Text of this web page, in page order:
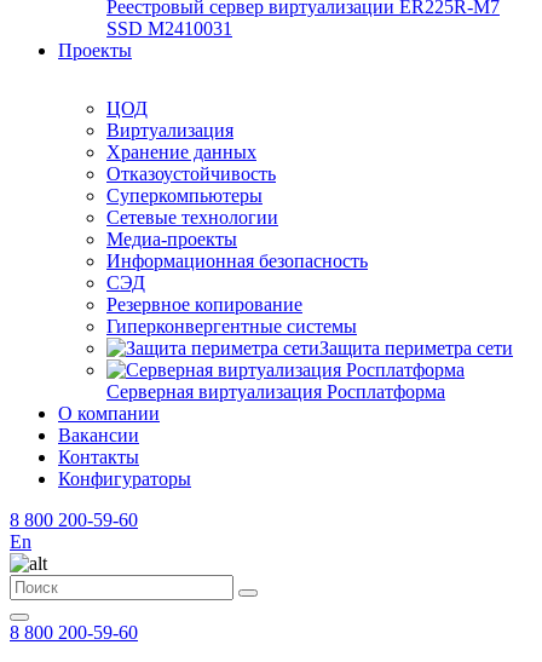
Реестровый сервер виртуализации ER225R-M7
SSD М2410031
Проекты
ЦОД
Виртуализация
Хранение данных
Отказоустойчивость
Суперкомпьютеры
Сетевые технологии
Медиа-проекты
Информационная безопасность
СЭД
Резервное копирование
Гиперконвергентные системы
Защита периметра сети
Серверная виртуализация Росплатформа
О компании
Вакансии
Контакты
Конфигураторы
8 800 200-59-60
En
8 800 200-59-60